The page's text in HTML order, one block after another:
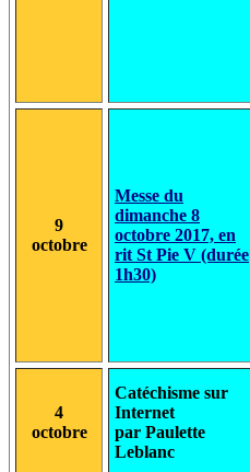
9
octobre
Messe du
dimanche 8
octobre 2017, en
rit St Pie V (durée
1h30)
4
octobre
Catéchisme sur
Internet
par Paulette
Leblanc